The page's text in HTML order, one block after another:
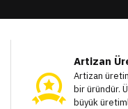
Artizan
Artizan
bir üründür.
büyük